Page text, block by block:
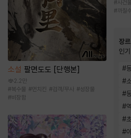
소설 팔면도도 [단행본]
2.2만
#복수물 #먼치킨 #검객/무사 #성장물
#비장함
#사건
#까칠
장
인
#
#
#
#
#
#